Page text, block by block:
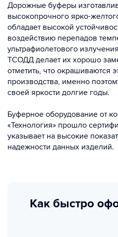
Дорожные буферы
высокопрочного ярко-
обладает высокой
воздействию перепадов
ультрафиолетового
ТСОДД делает их хорошо
отметить, что окрашиваются
производства, именно
своей яркости долгие годы.
Буферное оборудование от
«Технология» прошло
указывает на высокие
надежности данных изделий.
Как быстро